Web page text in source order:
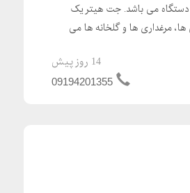
دستگاه می باشد. جت هیتر یک
مرغداری ها و گلخانه ها می
14 روز پیش
09194201355